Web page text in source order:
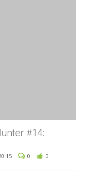
#14:
0 0